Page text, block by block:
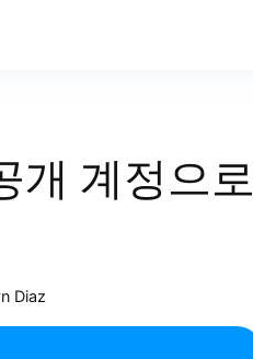
개 계정으로
Diaz